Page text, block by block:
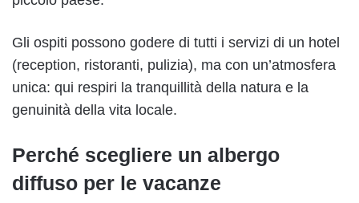
Gli ospiti possono godere di tutti i servizi di un hotel
(reception, ristoranti, pulizia), ma con un’atmosfera
unica: qui respiri la tranquillità della natura e la
genuinità della vita locale.
Perché scegliere un albergo
diffuso per le vacanze